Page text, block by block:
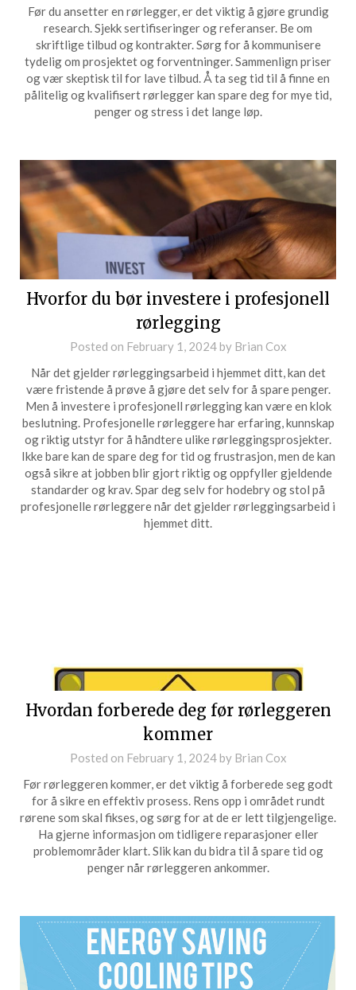
Før du ansetter en rørlegger, er det viktig å gjøre grundig
research. Sjekk sertifiseringer og referanser. Be om
skriftlige tilbud og kontrakter. Sørg for å kommunisere
tydelig om prosjektet og forventninger. Sammenlign priser
og vær skeptisk til for lave tilbud. Å ta seg tid til å finne en
pålitelig og kvalifisert rørlegger kan spare deg for mye tid,
penger og stress i det lange løp.
Hvorfor du bør investere i profesjonell
rørlegging
Posted on February 1, 2024by Brian Cox
Når det gjelder rørleggingsarbeid i hjemmet ditt, kan det
være fristende å prøve å gjøre det selv for å spare penger.
Men å investere i profesjonell rørlegging kan være en klok
beslutning. Profesjonelle rørleggere har erfaring, kunnskap
og riktig utstyr for å håndtere ulike rørleggingsprosjekter.
Ikke bare kan de spare deg for tid og frustrasjon, men de kan
også sikre at jobben blir gjort riktig og oppfyller gjeldende
standarder og krav. Spar deg selv for hodebry og stol på
profesjonelle rørleggere når det gjelder rørleggingsarbeid i
hjemmet ditt.
Hvordan forberede deg før rørleggeren
kommer
Posted on February 1, 2024by Brian Cox
Før rørleggeren kommer, er det viktig å forberede seg godt
for å sikre en effektiv prosess. Rens opp i området rundt
rørene som skal fikses, og sørg for at de er lett tilgjengelige.
Ha gjerne informasjon om tidligere reparasjoner eller
problemområder klart. Slik kan du bidra til å spare tid og
penger når rørleggeren ankommer.